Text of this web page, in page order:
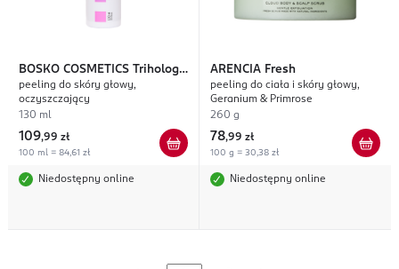
BOSKO COSMETICS Trihology
Line
peeling do skóry głowy,
oczyszczający
130 ml
109,99 zł
100 ml = 84,61 zł
Niedostępny online
ARENCIA Fresh
peeling do ciała i skóry głowy,
Geranium & Primrose
260 g
78,99 zł
100 g = 30,38 zł
Niedostępny online